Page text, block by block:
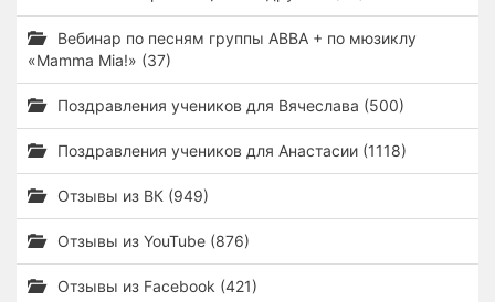
Вебинар по песням группы ABBA + по мюзиклу
«Mamma Mia!» (37)
Поздравления учеников для Вячеслава (500)
Поздравления учеников для Анастасии (1118)
Отзывы из ВК (949)
Отзывы из YouTube (876)
Отзывы из Facebook (421)